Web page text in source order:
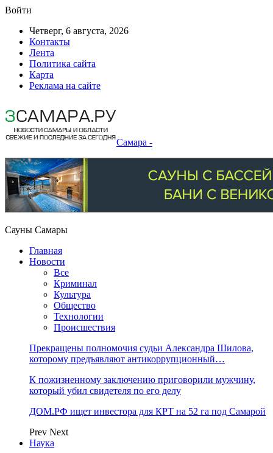
Войти
Четверг, 6 августа, 2026
Контакты
Лента
Политика сайта
Карта
Реклама на сайте
Самара -
Сауны Самары
Главная
Новости
Все
Криминал
Культура
Общество
Технологии
Происшествия
Прекращены полномочия судьи Александра Шилова,
которому предъявляют антикоррупционный…
К пожизненному заключению приговорили мужчину,
который убил свидетеля по его делу
ДОМ.РФ ищет инвестора для КРТ на 52 га под Самарой
Prev Next
Наука